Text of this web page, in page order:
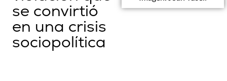
se convirtió
en una crisis
sociopolítica